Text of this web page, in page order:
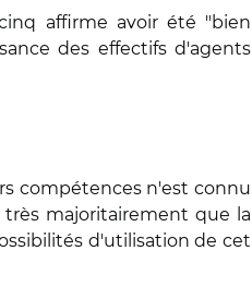
affirme avoir été "bien
des effectifs d'agents
compétences n'est connu
très majoritairement que la
d'utilisation de cet